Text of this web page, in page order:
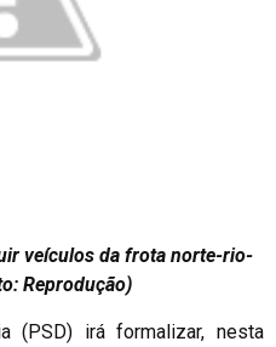
veículos da frota norte-rio-
Reprodução)
(PSD) irá formalizar, nesta